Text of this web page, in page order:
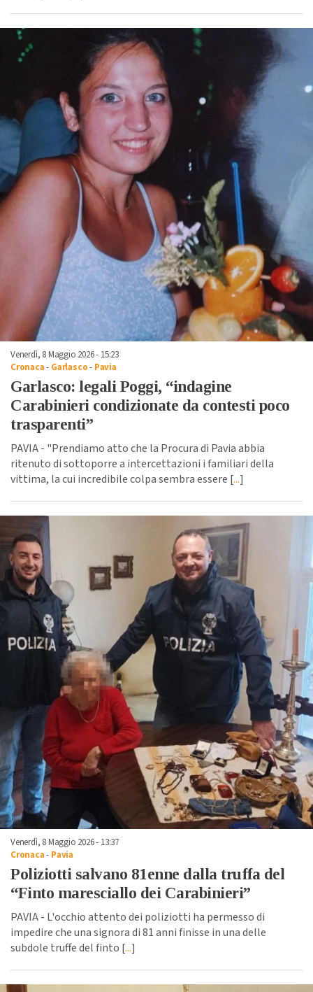
Venerdì, 8 Maggio 2026 - 15:23
Cronaca- Garlasco- Pavia
Garlasco: legali Poggi, “indagine
Carabinieri condizionate da contesti poco
trasparenti”
PAVIA - "Prendiamo atto che la Procura di Pavia abbia
ritenuto di sottoporre a intercettazioni i familiari della
vittima, la cui incredibile colpa sembra essere [...]
Venerdì, 8 Maggio 2026 - 13:37
Cronaca- Pavia
Poliziotti salvano 81enne dalla truffa del
“Finto maresciallo dei Carabinieri”
PAVIA - L'occhio attento dei poliziotti ha permesso di
impedire che una signora di 81 anni finisse in una delle
subdole truffe del finto [...]